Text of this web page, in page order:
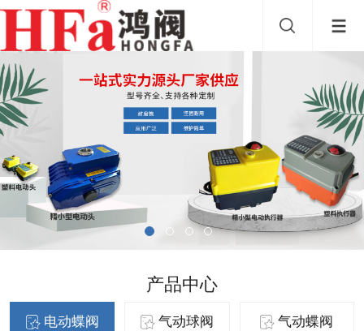
产品中心
电动蝶阀 气动球阀 气动蝶阀